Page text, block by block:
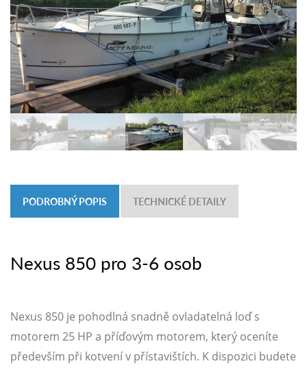
PODROBNÝ POPIS TECHNICKÉ DETAILY
Nexus 850 pro 3-6 osob
Nexus 850 je pohodlná snadně ovladatelná loď s
motorem 25 HP a příďovým motorem, který oceníte
především při kotvení v přístavištích. K dispozici budete